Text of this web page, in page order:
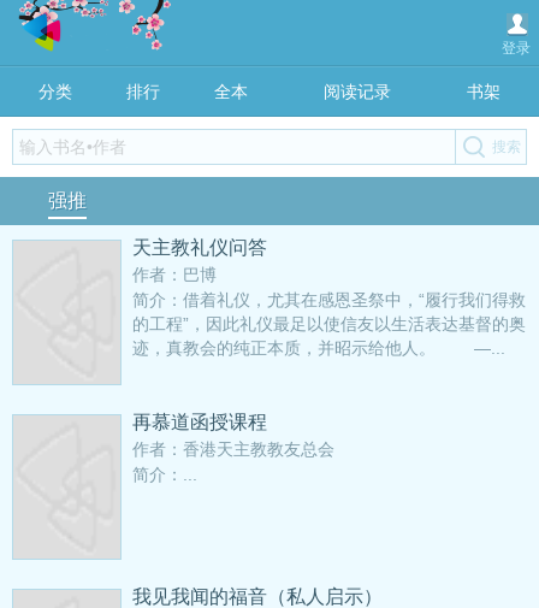
登录
分类 排行 全本 阅读记录 书架
强推
天主教礼仪问答
作者：巴博
简介：借着礼仪，尤其在感恩圣祭中，“履行我们得救
的工程”，因此礼仪最足以使信友以生活表达基督的奥
迹，真教会的纯正本质，并昭示给他人。 —...
再慕道函授课程
作者：香港天主教教友总会
简介：...
我见我闻的福音（私人启示）